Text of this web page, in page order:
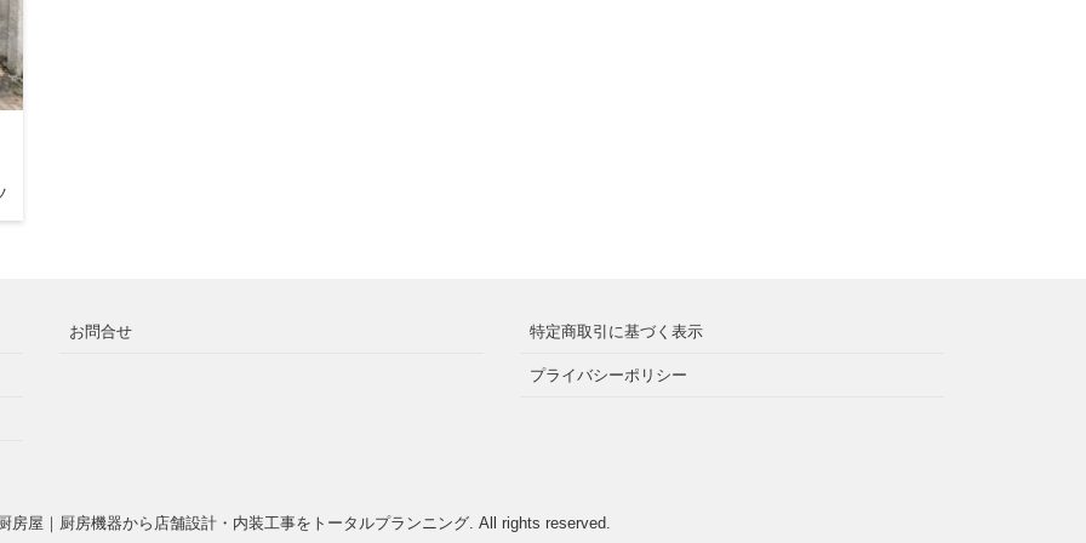
お問合せ 特定商取引に基づく表示
プライバシーポリシー
房屋｜厨房機器から店舗設計・内装工事をトータルプランニング . All rights reserved.